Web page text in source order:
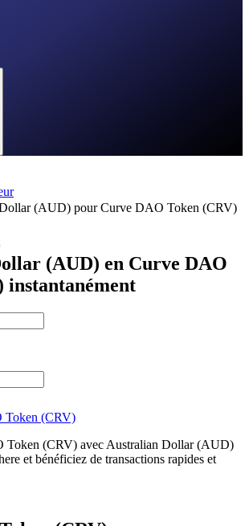
(AUD) pour Curve DAO Token (CRV)
(AUD) en Curve DAO
instantanément
Token (CRV)
Token (CRV) avec Australian Dollar (AUD)
et bénéficiez de transactions rapides et